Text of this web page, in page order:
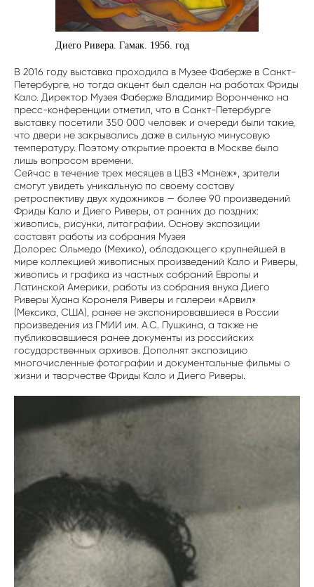
Диего Ривера. Гамак. 1956. год
В 2016 году выставка проходила в Музее Фаберже в Санкт-
Петербурге, но тогда акцент был сделан на работах Фриды
Кало. Директор Музея Фаберже Владимир Воронченко на
пресс-конференции отметил, что в Санкт-Петербурге
выставку посетили 350 000 человек и очереди были такие,
что двери не закрывались даже в сильную минусовую
температуру. Поэтому открытие проекта в Москве было
лишь вопросом времени.
Сейчас в течение трех месяцев в ЦВЗ «Манеж», зрители
смогут увидеть уникальную по своему составу
ретроспективу двух художников — более 90 произведений
Фриды Кало и Диего Риверы, от ранних до поздних:
живопись, рисунки, литографии. Основу экспозиции
составят работы из собрания Музея
Долорес Ольмедо (Мехико), обладающего крупнейшей в
мире коллекцией живописных произведений Кало и Риверы,
живопись и графика из частных собраний Европы и
Латинской Америки, работы из собрания внука Диего
Риверы Хуана Коронеля Риверы и галереи «Арвил»
(Мексика, США), ранее не экспонировавшиеся в России
произведения из ГМИИ им. А.С. Пушкина, а также не
публиковавшиеся ранее документы из российских
государственных архивов. Дополнят экспозицию
многочисленные фотографии и документальные фильмы о
жизни и творчестве Фриды Кало и Диего Риверы.